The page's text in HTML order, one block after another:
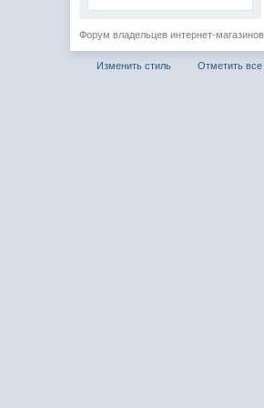
Форум владельцев интернет-магазинов
Изменить стиль Отметить